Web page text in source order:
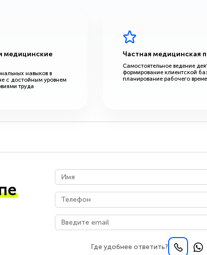
медицинские
навыков в
с достойным уровнем
труда
Частная медицинская
Самостоятельное ведение
формирование клиентской
планирование рабочего
Где удобнее ответить?